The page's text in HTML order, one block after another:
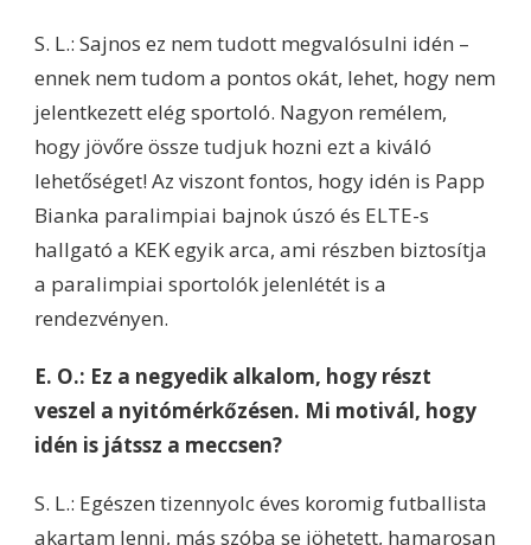
S. L.: Sajnos ez nem tudott megvalósulni idén –
ennek nem tudom a pontos okát, lehet, hogy nem
jelentkezett elég sportoló. Nagyon remélem,
hogy jövőre össze tudjuk hozni ezt a kiváló
lehetőséget! Az viszont fontos, hogy idén is Papp
Bianka paralimpiai bajnok úszó és ELTE-s
hallgató a KEK egyik arca, ami részben biztosítja
a paralimpiai sportolók jelenlétét is a
rendezvényen.
E. O.: Ez a negyedik alkalom, hogy részt
veszel a nyitómérkőzésen. Mi motivál, hogy
idén is játssz a meccsen?
S. L.: Egészen tizennyolc éves koromig futballista
akartam lenni, más szóba se jöhetett, hamarosan